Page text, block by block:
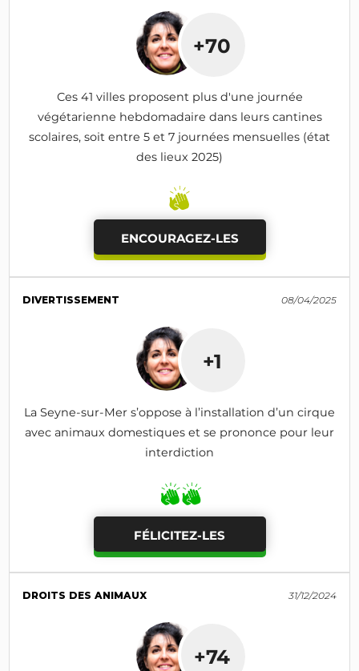
+70
Ces 41 villes proposent plus d'une journée
végétarienne hebdomadaire dans leurs cantines
scolaires, soit entre 5 et 7 journées mensuelles (état
des lieux 2025)
ENCOURAGEZ-LES
DIVERTISSEMENT 08/04/2025
+1
La Seyne-sur-Mer s’oppose à l’installation d’un cirque
avec animaux domestiques et se prononce pour leur
interdiction
FÉLICITEZ-LES
DROITS DES ANIMAUX 31/12/2024
+74